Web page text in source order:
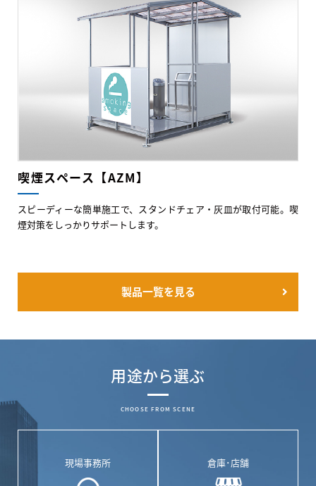
喫煙スペース【AZM】
スピーディーな簡単施工で、スタンドチェア・灰皿が取付可能。喫
煙対策をしっかりサポートします。
製品一覧を見る
用途から選ぶ
CHOOSE FROM SCENE
現場事務所 倉庫･店舗